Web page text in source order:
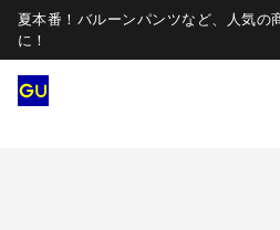
夏本番！バルーンパンツなど、人気の
に！